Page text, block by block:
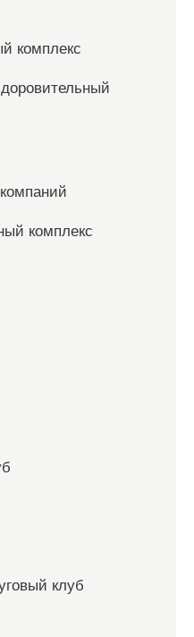
комплекс
комплекс
клуб